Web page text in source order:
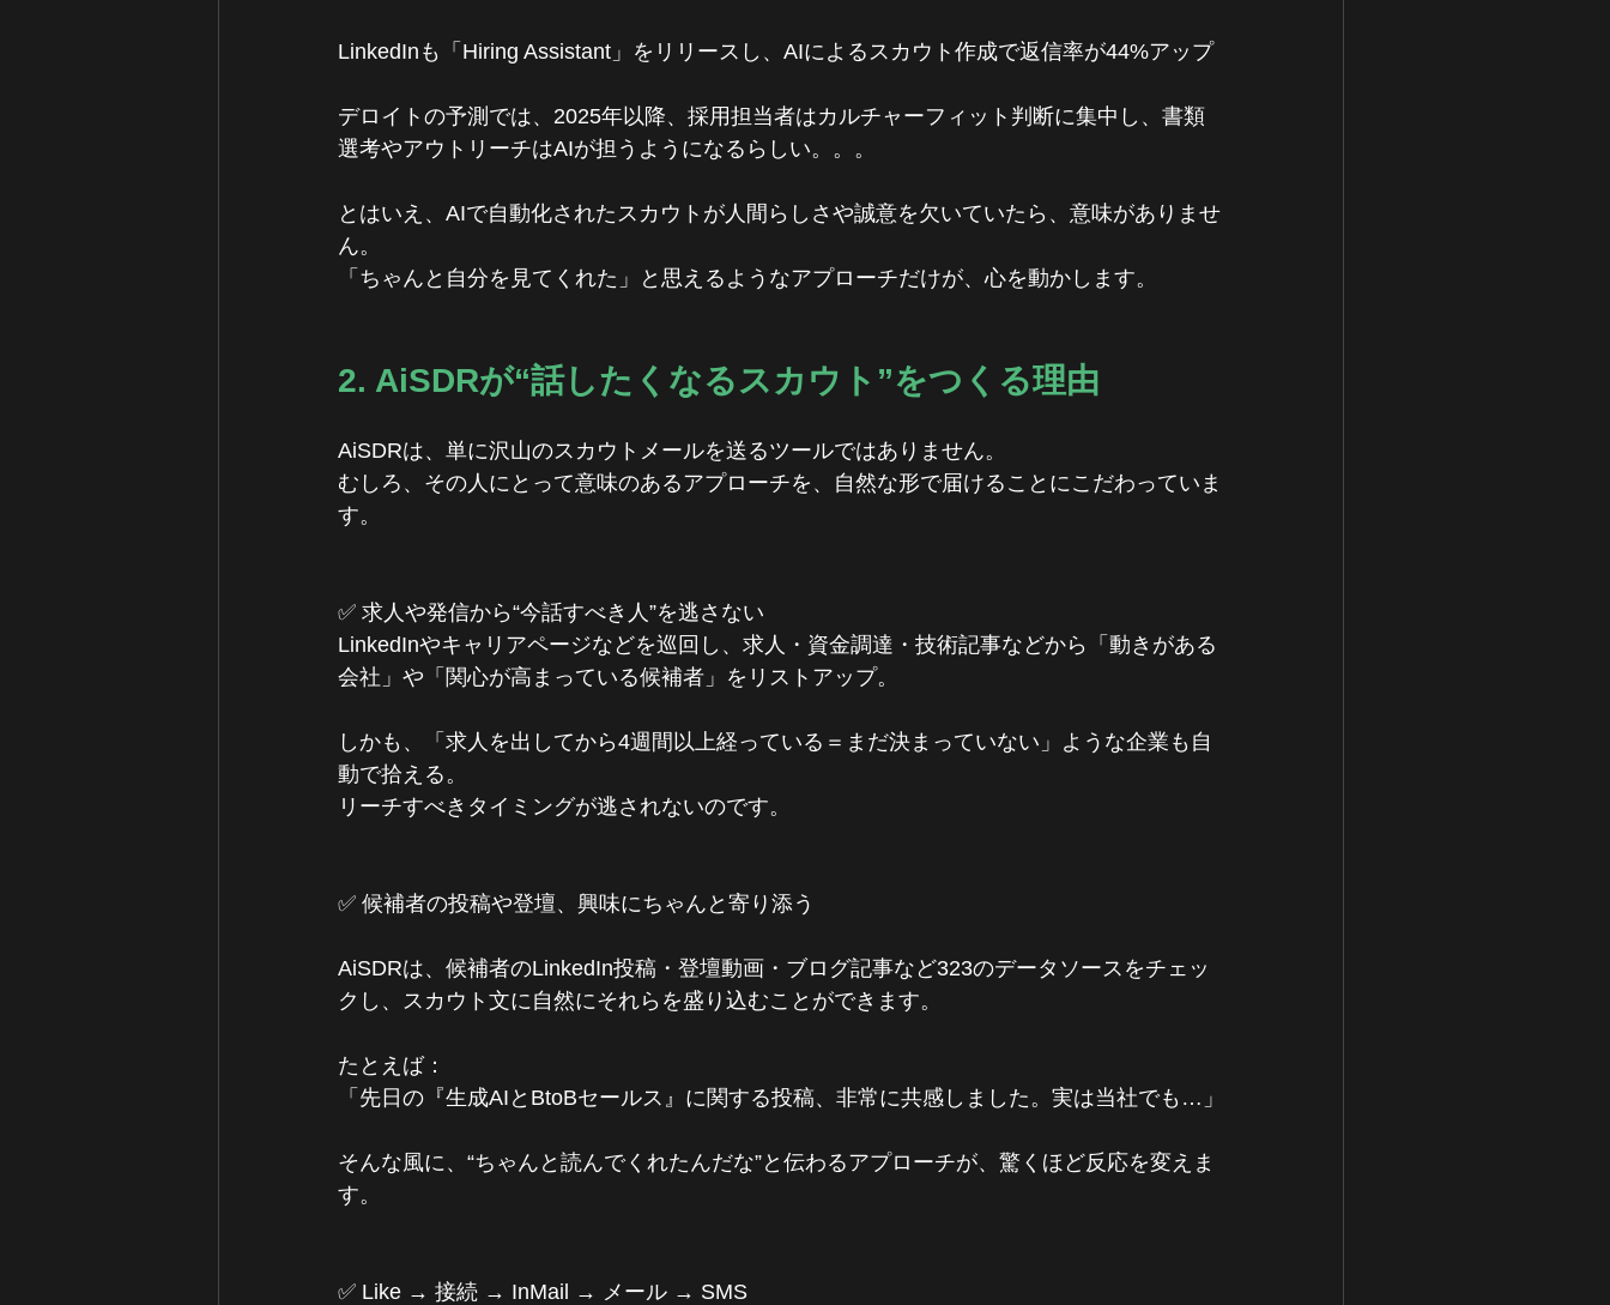
LinkedInも「Hiring Assistant」をリリースし、AIによるスカウト作成で返信率が44%アップ
デロイトの予測では、2025年以降、採用担当者はカルチャーフィット判断に集中し、書類
選考やアウトリーチはAIが担うようになるらしい。。。
とはいえ、AIで自動化されたスカウトが人間らしさや誠意を欠いていたら、意味がありませ
ん。
「ちゃんと自分を見てくれた」と思えるようなアプローチだけが、心を動かします。
2. AiSDRが“話したくなるスカウト”をつくる理由
AiSDRは、単に沢山のスカウトメールを送るツールではありません。
むしろ、その人にとって意味のあるアプローチを、自然な形で届けることにこだわっていま
す。
✅ 求人や発信から“今話すべき人”を逃さない
LinkedInやキャリアページなどを巡回し、求人・資金調達・技術記事などから「動きがある
会社」や「関心が高まっている候補者」をリストアップ。
しかも、「求人を出してから4週間以上経っている＝まだ決まっていない」ような企業も自
動で拾える。
リーチすべきタイミングが逃されないのです。
✅ 候補者の投稿や登壇、興味にちゃんと寄り添う
AiSDRは、候補者のLinkedIn投稿・登壇動画・ブログ記事など323のデータソースをチェッ
クし、スカウト文に自然にそれらを盛り込むことができます。
たとえば：
「先日の『生成AIとBtoBセールス』に関する投稿、非常に共感しました。実は当社でも…」
そんな風に、“ちゃんと読んでくれたんだな”と伝わるアプローチが、驚くほど反応を変えま
す。
✅ Like → 接続 → InMail → メール → SMS